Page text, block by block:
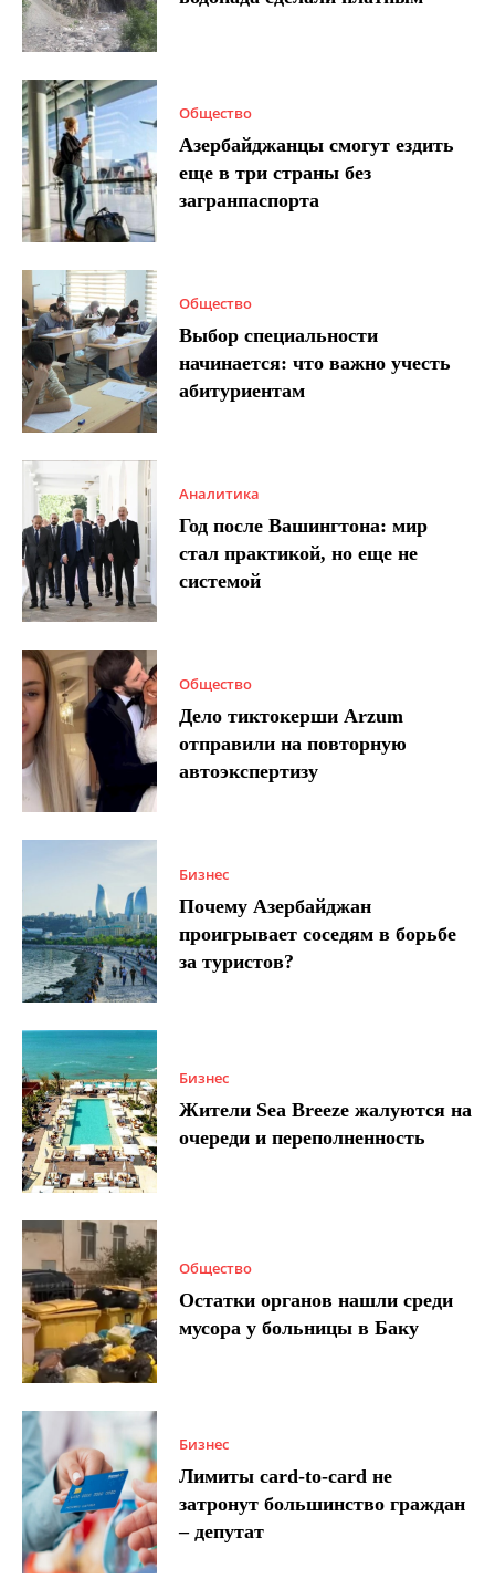
Общество
Азербайджанцы смогут ездить
еще в три страны без
загранпаспорта
Общество
Выбор специальности
начинается: что важно учесть
абитуриентам
Аналитика
Год после Вашингтона: мир
стал практикой, но еще не
системой
Общество
Дело тиктокерши Arzum
отправили на повторную
автоэкспертизу
Бизнес
Почему Азербайджан
проигрывает соседям в борьбе
за туристов?
Бизнес
Жители Sea Breeze жалуются на
очереди и переполненность
Общество
Остатки органов нашли среди
мусора у больницы в Баку
Бизнес
Лимиты card-to-card не
затронут большинство граждан
– депутат